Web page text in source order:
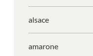
alsace
amarone